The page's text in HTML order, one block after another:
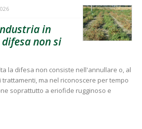
in
non si
la difesa non consiste nell'annullare o, al
ma nel riconoscere per tempo
soprattutto a eriofide rugginoso e